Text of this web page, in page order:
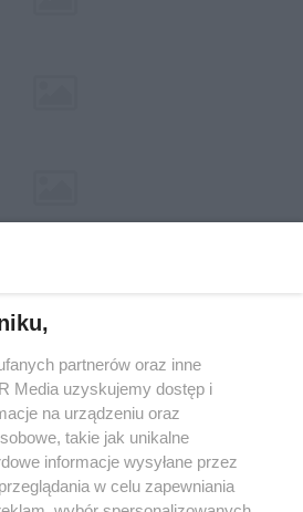
serwisie nie może być powielany i
rozpowszechniany w jakikolwiek sposób (w
mechaniczny) na jakimkolwiek polu
formie, włącznie z umieszczaniem w
właściciela praw. Jakiekolwiek użycie lub
lub w części z naruszeniem prawa,
zabronione pod groźbą kary i może być
partnerów oraz inne
Media uzyskujemy dostęp i
na urządzeniu oraz
takie jak unikalne
informacje wysyłane przez
w celu zapewniania